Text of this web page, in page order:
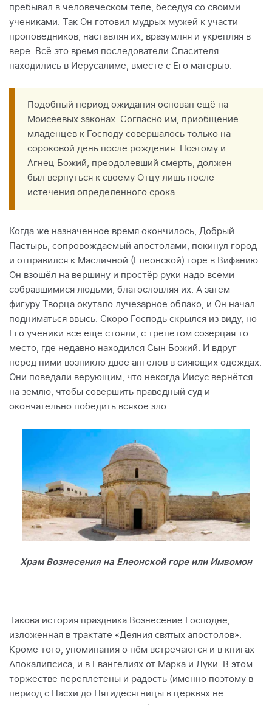
пребывал в человеческом теле, беседуя со своими
учениками. Так Он готовил мудрых мужей к участи
проповедников, наставляя их, вразумляя и укрепляя в
вере. Всё это время последователи Спасителя
находились в Иерусалиме, вместе с Его матерью.
Подобный период ожидания основан ещё на
Моисеевых законах. Согласно им, приобщение
младенцев к Господу совершалось только на
сороковой день после рождения. Поэтому и
Агнец Божий, преодолевший смерть, должен
был вернуться к своему Отцу лишь после
истечения определённого срока.
Когда же назначенное время окончилось, Добрый
Пастырь, сопровождаемый апостолами, покинул город
и отправился к Масличной (Елеонской) горе в Вифанию.
Он взошёл на вершину и простёр руки надо всеми
собравшимися людьми, благословляя их. А затем
фигуру Творца окутало лучезарное облако, и Он начал
подниматься ввысь. Скоро Господь скрылся из виду, но
Его ученики всё ещё стояли, с трепетом созерцая то
место, где недавно находился Сын Божий. И вдруг
перед ними возникло двое ангелов в сияющих одеждах.
Они поведали верующим, что некогда Иисус вернётся
на землю, чтобы совершить праведный суд и
окончательно победить всякое зло.
Храм Вознесения на Елеонской горе или Имвомон
Такова история праздника Вознесение Господне,
изложенная в трактате «Деяния святых апостолов».
Кроме того, упоминания о нём встречаются и в книгах
Апокалипсиса, и в Евангелиях от Марка и Луки. В этом
торжестве переплетены и радость (именно поэтому в
период с Пасхи до Пятидесятницы в церквях не